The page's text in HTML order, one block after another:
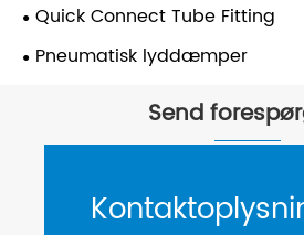
Quick Connect Tube Fitting
Pneumatisk lyddæmper
Send